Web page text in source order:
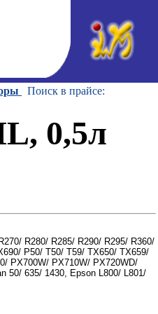
Поиск в прайсе:
0,5л
R280/ R285/ R290/ R295/ R360/
P50/ T50/ T59/ TX650/ TX659/
PX700W/ PX710W/ PX720WD/
50/ 635/ 1430, Epson L800/ L801/